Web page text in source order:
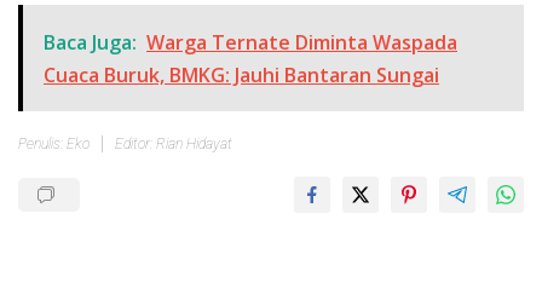
Baca Juga: Warga Ternate Diminta Waspada
Cuaca Buruk, BMKG: Jauhi Bantaran Sungai
Penulis: Eko Editor: Rian Hidayat